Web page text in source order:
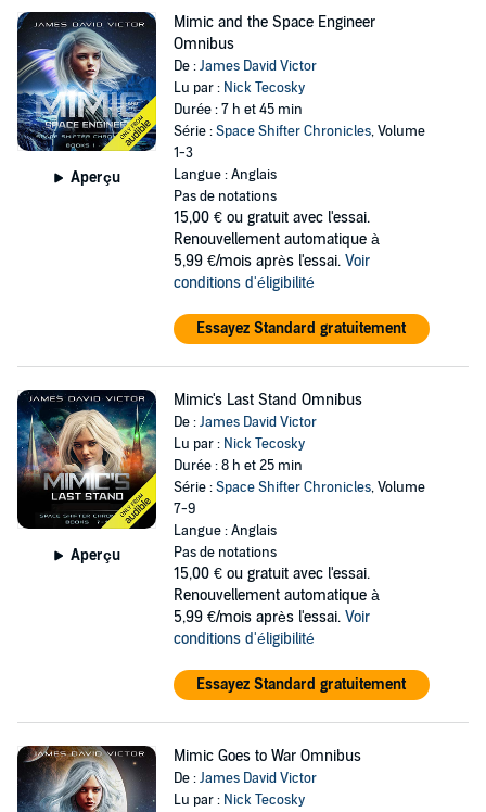
Aperçu
Mimic and the Space Engineer
Omnibus
De :James David Victor
Lu par : Nick Tecosky
Durée : 7 h et 45 min
Série :Space Shifter Chronicles, Volume
1-3
Langue : Anglais
Pas de notations
15,00 € ou gratuit avec l'essai.
Renouvellement automatique à
5,99 €/mois après l'essai. Voir
conditions d'éligibilité
Essayez Standard gratuitement
Aperçu
Mimic's Last Stand Omnibus
De :James David Victor
Lu par : Nick Tecosky
Durée : 8 h et 25 min
Série :Space Shifter Chronicles, Volume
7-9
Langue : Anglais
Pas de notations
15,00 € ou gratuit avec l'essai.
Renouvellement automatique à
5,99 €/mois après l'essai. Voir
conditions d'éligibilité
Essayez Standard gratuitement
Mimic Goes to War Omnibus
De :James David Victor
Lu par : Nick Tecosky